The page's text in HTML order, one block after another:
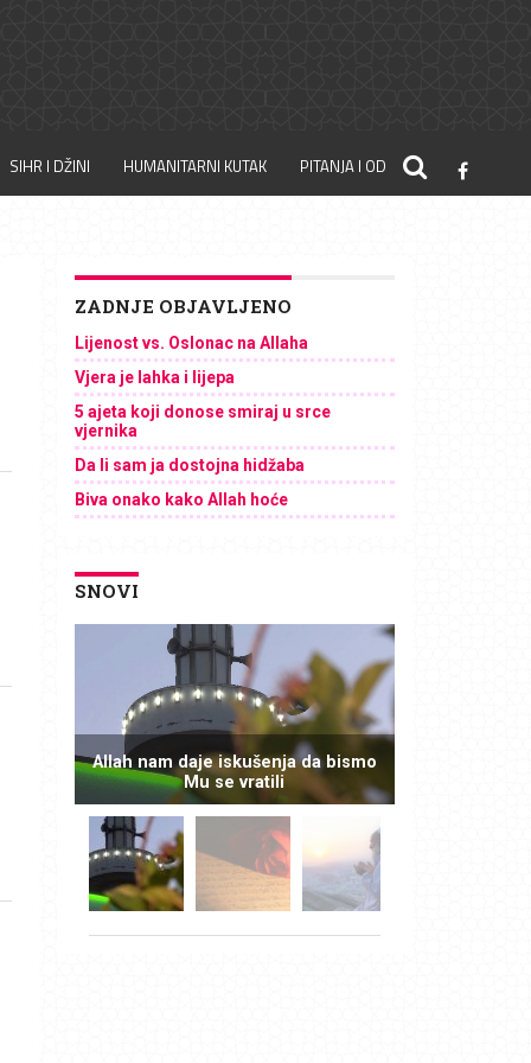
SIHR I DŽINI HUMANITARNI KUTAK PITANJA I ODGOVORI
ZADNJE OBJAVLJENO
Lijenost vs. Oslonac na Allaha
Vjera je lahka i lijepa
5 ajeta koji donose smiraj u srce
vjernika
Da li sam ja dostojna hidžaba
Biva onako kako Allah hoće
SNOVI
Allah nam daje iskušenja da bismo
Mu se vratili